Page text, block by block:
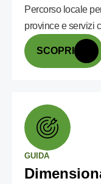
Percorso locale
province e servizi
SCOPRI
GUIDA